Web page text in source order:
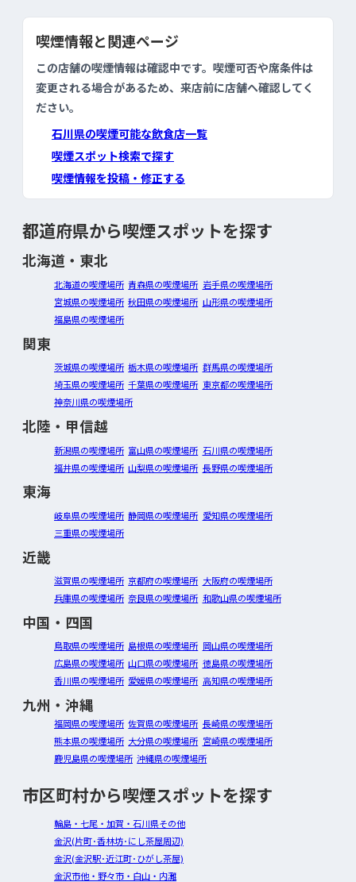
喫煙情報と関連ページ
この店舗の喫煙情報は確認中です。喫煙可否や席条件は
変更される場合があるため、来店前に店舗へ確認してく
ださい。
石川県の喫煙可能な飲食店一覧
喫煙スポット検索で探す
喫煙情報を投稿・修正する
都道府県から喫煙スポットを探す
北海道・東北
北海道の喫煙場所 青森県の喫煙場所 岩手県の喫煙場所
宮城県の喫煙場所 秋田県の喫煙場所 山形県の喫煙場所
福島県の喫煙場所
関東
茨城県の喫煙場所 栃木県の喫煙場所 群馬県の喫煙場所
埼玉県の喫煙場所 千葉県の喫煙場所 東京都の喫煙場所
神奈川県の喫煙場所
北陸・甲信越
新潟県の喫煙場所 富山県の喫煙場所 石川県の喫煙場所
福井県の喫煙場所 山梨県の喫煙場所 長野県の喫煙場所
東海
岐阜県の喫煙場所 静岡県の喫煙場所 愛知県の喫煙場所
三重県の喫煙場所
近畿
滋賀県の喫煙場所 京都府の喫煙場所 大阪府の喫煙場所
兵庫県の喫煙場所 奈良県の喫煙場所 和歌山県の喫煙場所
中国・四国
鳥取県の喫煙場所 島根県の喫煙場所 岡山県の喫煙場所
広島県の喫煙場所 山口県の喫煙場所 徳島県の喫煙場所
香川県の喫煙場所 愛媛県の喫煙場所 高知県の喫煙場所
九州・沖縄
福岡県の喫煙場所 佐賀県の喫煙場所 長崎県の喫煙場所
熊本県の喫煙場所 大分県の喫煙場所 宮崎県の喫煙場所
鹿児島県の喫煙場所 沖縄県の喫煙場所
市区町村から喫煙スポットを探す
輪島・七尾・加賀・石川県その他
金沢(片町･香林坊･にし茶屋周辺)
金沢(金沢駅･近江町･ひがし茶屋)
金沢市他・野々市・白山・内灘